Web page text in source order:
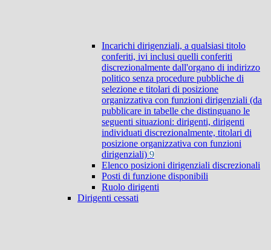
Incarichi dirigenziali, a qualsiasi titolo
conferiti, ivi inclusi quelli conferiti
discrezionalmente dall'organo di indirizzo
politico senza procedure pubbliche di
selezione e titolari di posizione
organizzativa con funzioni dirigenziali (da
pubblicare in tabelle che distinguano le
seguenti situazioni: dirigenti, dirigenti
individuati discrezionalmente, titolari di
posizione organizzativa con funzioni
dirigenziali) 9
Elenco posizioni dirigenziali discrezionali
Posti di funzione disponibili
Ruolo dirigenti
Dirigenti cessati